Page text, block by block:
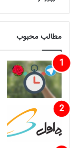
مطالب محبوب